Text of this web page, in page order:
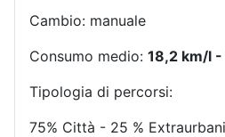
Cambio: manuale
Consumo medio: 18,2 km/l
Tipologia di percorsi:
75% Città - 25 %